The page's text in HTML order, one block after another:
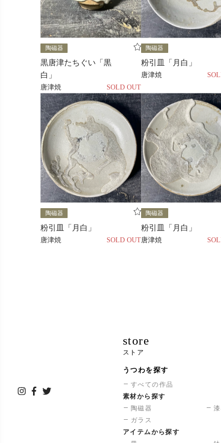
陶磁器
黒唐津たちぐい「黒
白」
唐津焼 SOLD OUT
陶磁器
粉引皿「月白」
唐津焼
陶磁器
粉引皿「月白」
唐津焼 SOLD OUT
陶磁器
粉引皿「月白」
唐津焼
store
ストア
うつわを探す
すべての作品
素材から探す
陶磁器
ガラス
アイテムから探す